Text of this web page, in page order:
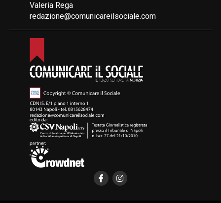
Valeria Rega
redazione@comunicareilsociale.com